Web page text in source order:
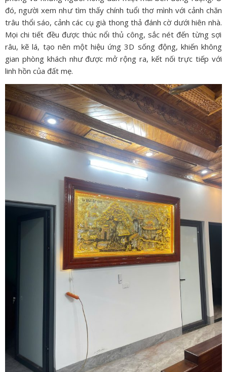
đó, người xem như tìm thấy chính tuổi thơ mình với cảnh chăn
trâu thổi sáo, cảnh các cụ già thong thả đánh cờ dưới hiên nhà.
Mọi chi tiết đều được thúc nổi thủ công, sắc nét đến từng sợi
râu, kẽ lá, tạo nên một hiệu ứng 3D sống động, khiến không
gian phòng khách như được mở rộng ra, kết nối trực tiếp với
linh hồn của đất mẹ.